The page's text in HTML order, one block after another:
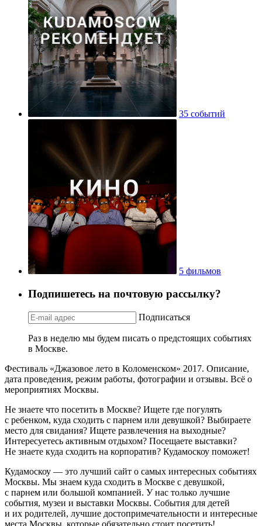
35 событий
5 фильмов
Подпишетесь на почтовую рассылку?
Подписаться
Раз в неделю мы будем писать о предстоящих событиях
в Москве.
Фестиваль «Джазовое лето в Коломенском» 2017. Описание,
дата проведения, режим работы, фотографии и отзывы. Всё о
мероприятиях Москвы.
Не знаете что посетить в Москве? Ищете где погулять
с ребенком, куда сходить с парнем или девушкой? Выбираете
место для свидания? Ищете развлечения на выходные?
Интересуетесь активным отдыхом? Посещаете выставки?
Не знаете куда сходить на корпоратив? Кудамоскоу поможет!
Кудамоскоу — это лучший сайт о самых интересных событиях
Москвы. Мы знаем куда сходить в Москве с девушкой,
с парнем или большой компанией. У нас только лучшие
события, музеи и выставки Москвы. События для детей
и их родителей, лучшие достопримечательности и интересные
места Москвы, которые обязательно стоит посетить!